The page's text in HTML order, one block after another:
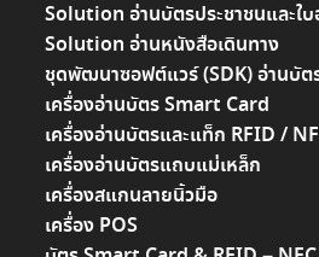
Solution อ่านบัตรประชาชนและใ
Solution อ่านหนังสือเดินทาง
ชุดพัฒนาซอฟต์แวร์ (SDK) อ่านบัต
เครื่องอ่านบัตร Smart Card
เครื่องอ่านบัตรและแท็ก RFID /
เครื่องอ่านบัตรแถบแม่เหล็ก
เครื่องสแกนลายนิ้วมือ
เครื่อง POS